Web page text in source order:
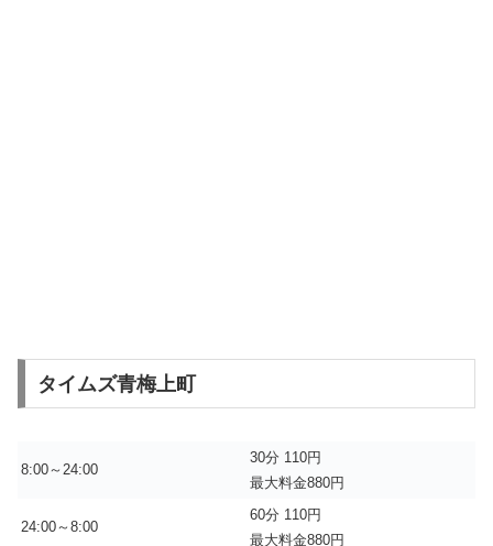
タイムズ青梅上町
8:00～24:00
30分 110円
最大料金880円
24:00～8:00
60分 110円
最大料金880円